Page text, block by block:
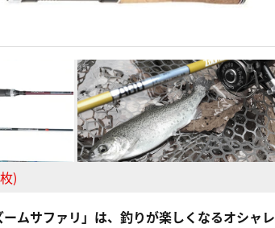
)
ムサファリ」は、釣りが楽しくなるオシャレ